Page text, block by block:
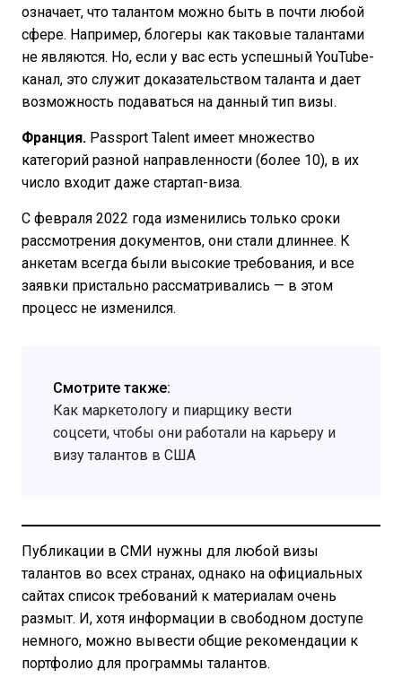
означает, что талантом можно быть в почти любой
сфере. Например, блогеры как таковые талантами
не являются. Но, если у вас есть успешный YouTube-
канал, это служит доказательством таланта и дает
возможность подаваться на данный тип визы.
Франция. Passport Talent имеет множество
категорий разной направленности (более 10), в их
число входит даже стартап-виза.
С февраля 2022 года изменились только сроки
рассмотрения документов, они стали длиннее. К
анкетам всегда были высокие требования, и все
заявки пристально рассматривались — в этом
процесс не изменился.
Смотрите также:
Как маркетологу и пиарщику вести
соцсети, чтобы они работали на карьеру и
визу талантов в США
Публикации в СМИ нужны для любой визы
талантов во всех странах, однако на официальных
сайтах список требований к материалам очень
размыт. И, хотя информации в свободном доступе
немного, можно вывести общие рекомендации к
портфолио для программы талантов.